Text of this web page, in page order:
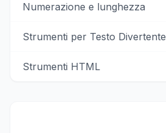
Numerazione e lunghezza
Strumenti per Testo Divertente
Strumenti HTML